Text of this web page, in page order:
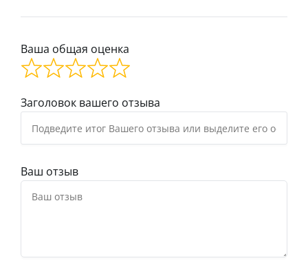
Ваша общая оценка
Заголовок вашего отзыва
Ваш отзыв